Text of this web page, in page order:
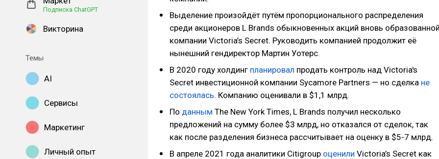
Подписка ChatGPT
Викторина
Темы
AI
Сервисы
Маркетинг
Личный опыт
Выделение произойдёт путём пропорционального распределения
среди акционеров L Brands обыкновенных акций вновь
компании Victoria’s Secret. Руководить компанией продолжит её
нынешний гендиректор Мартин Уотерс.
В 2020 году холдинг планировал продать контроль над Victoria's
Secret инвестиционной компании Sycamore Partners — но сделка не
состоялась. Компанию оценивали в $1,1 млрд.
По данным The New York Times, L Brands получил несколько
предложений на сумму более $3 млрд, но отказался от сделок, так
как после разделения бизнеса рассчитывает на оценку в $5-7 млрд.
В апреле 2021 года аналитики Citigroup оценили Victoria’s Secret как